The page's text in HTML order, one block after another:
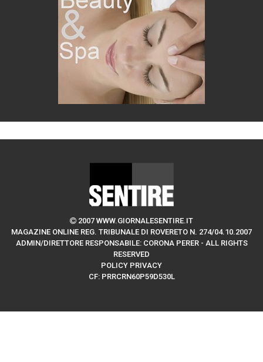
2007 WWW.GIORNALESENTIRE.IT
MAGAZINE ONLINE REG. TRIBUNALE DI ROVERETO N. 274/04.10.2007
ADMIN/DIRETTORE RESPONSABILE: CORONA PERER - ALL RIGHTS
RESERVED
POLICY PRIVACY
CF: PRRCRN60P59D530L